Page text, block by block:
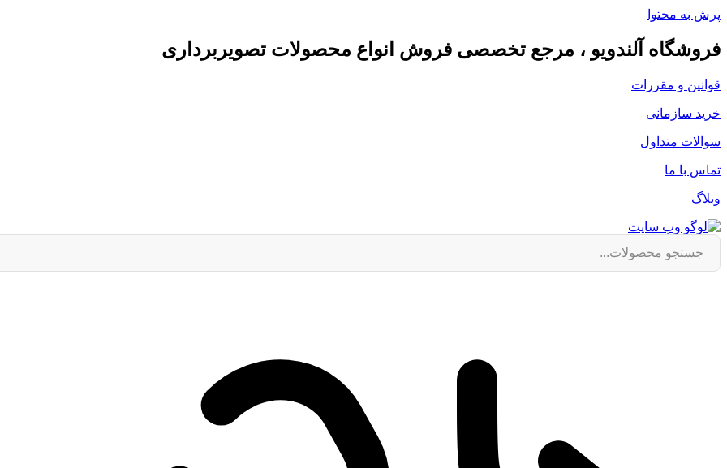
پرش به محتوا
فروشگاه آلندویو ، مرجع تخصصی فروش انواع محصولات تصویربرداری
قوانین و مقررات
خرید سازمانی
سوالات متداول
تماس با ما
وبلاگ